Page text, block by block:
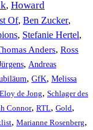
, Howard
Of, Ben Zucker,
, Stefanie Hertel,
Anders, Ross
, Andreas
, GfK, Melissa
Eloy de Jong, Schlager des
Connor, RTL, Gold,
, Marianne Rosenberg,